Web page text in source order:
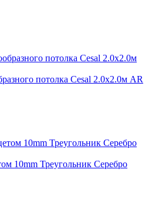
потолка Cesal 2.0х2.0м AR
10mm Треугольник Серебро